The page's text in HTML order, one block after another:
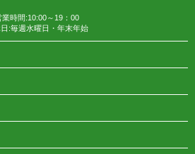
業時間:10:00～19：00
:毎週水曜日・年末年始